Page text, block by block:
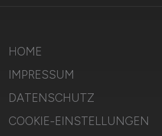
HOME
IMPRESSUM
DATENSCHUTZ
COOKIE-EINSTELLUNGEN